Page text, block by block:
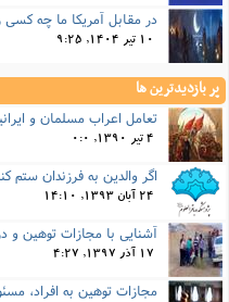
در مقابل آمریکا ما چه کسی
10 تیر 1404, 9:25
پر بازدیدترین ها
4 تیر 1390, 0:0
24 آبان 1393, 14:10
آشنایی با مجازات توهین و
17 آذر 1397, 4:27